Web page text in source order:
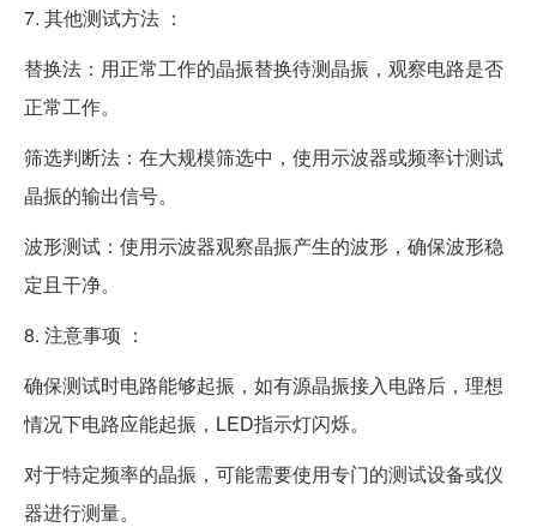
7. 其他测试方法 ：
替换法：用正常工作的晶振替换待测晶振，观察电路是否
正常工作。
筛选判断法：在大规模筛选中，使用示波器或频率计测试
晶振的输出信号。
波形测试：使用示波器观察晶振产生的波形，确保波形稳
定且干净。
8. 注意事项 ：
确保测试时电路能够起振，如有源晶振接入电路后，理想
情况下电路应能起振，LED指示灯闪烁。
对于特定频率的晶振，可能需要使用专门的测试设备或仪
器进行测量。